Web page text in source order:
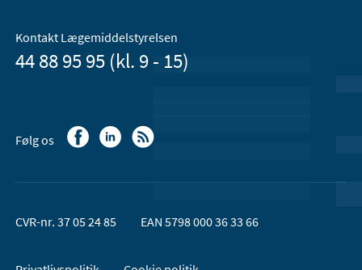
Kontakt Lægemiddelstyrelsen
44 88 95 95 (kl. 9 - 15)
Følg os
CVR-nr. 37 05 24 85 EAN 5798 000 36 33 66